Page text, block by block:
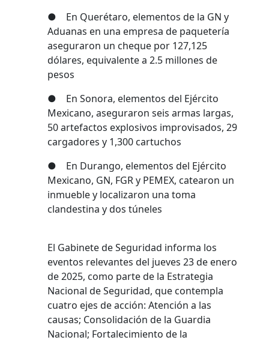
● En Querétaro, elementos de la GN y
Aduanas en una empresa de paquetería
aseguraron un cheque por 127,125
dólares, equivalente a 2.5 millones de
pesos
● En Sonora, elementos del Ejército
Mexicano, aseguraron seis armas largas,
50 artefactos explosivos improvisados, 29
cargadores y 1,300 cartuchos
● En Durango, elementos del Ejército
Mexicano, GN, FGR y PEMEX, catearon un
inmueble y localizaron una toma
clandestina y dos túneles
El Gabinete de Seguridad informa los
eventos relevantes del jueves 23 de enero
de 2025, como parte de la Estrategia
Nacional de Seguridad, que contempla
cuatro ejes de acción: Atención a las
causas; Consolidación de la Guardia
Nacional; Fortalecimiento de la